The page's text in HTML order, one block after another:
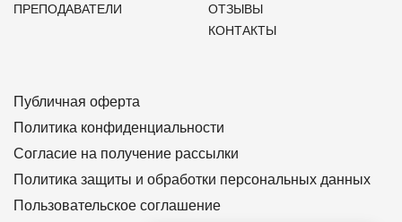
ПРЕПОДАВАТЕЛИ
ОТЗЫВЫ
КОНТАКТЫ
Публичная оферта
Политика конфиденциальности
Согласие на получение рассылки
Политика защиты и обработки персональных данных
Пользовательское соглашение